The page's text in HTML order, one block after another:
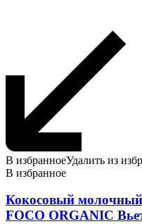
В избранноеУдалить из
В избранное
Кокосовый
FOCO ORGANIC